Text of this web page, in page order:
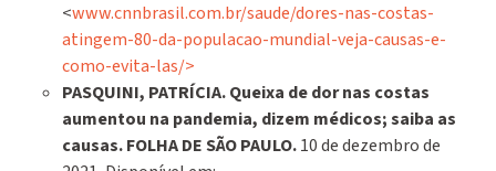
<www.cnnbrasil.com.br/saude/dores-nas-costas-
atingem-80-da-populacao-mundial-veja-causas-e-
como-evita-las/>
PASQUINI, PATRÍCIA.Queixa de dor nas costas
aumentou na pandemia, dizem médicos; saiba as
causas. FOLHA DE SÃO PAULO.10 de dezembro de